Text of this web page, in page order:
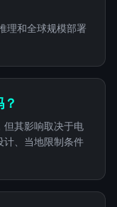
理和全球规模部署
但其影响取决于电
计、当地限制条件